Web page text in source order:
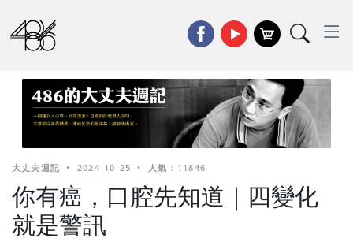
大丈夫週記 • 2024-10-25 • 人氣 : 11846
你有癌，口腔先知道｜四變化
就是警訊